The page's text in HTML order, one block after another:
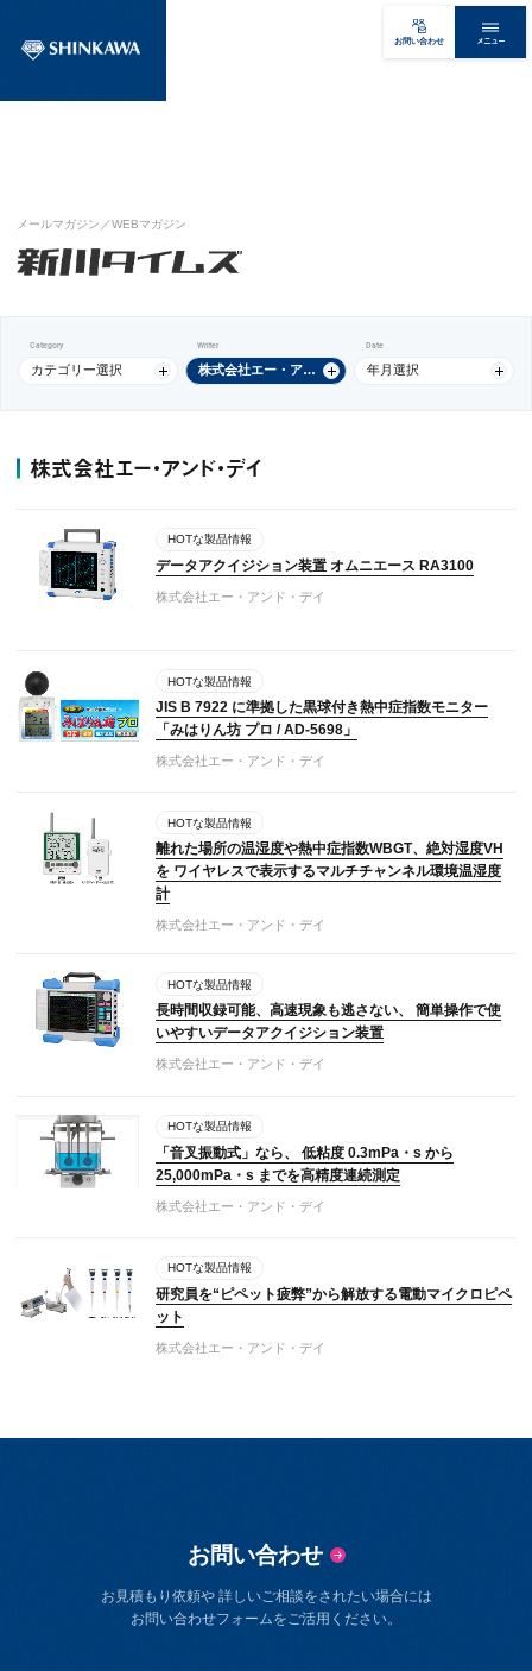
お問い合わせ メニュー
メールマガジン／WEBマガジン
Category
カテゴリー選択
Writer
株式会社エー・アンド・デイ
Date
年月選択
株式会社エー・アンド・デイ
HOTな製品情報
データアクイジション装置 オムニエース RA3100
株式会社エー・アンド・デイ
HOTな製品情報
JIS B 7922 に準拠した黒球付き熱中症指数モニター
「みはりん坊 プロ / AD-5698」
株式会社エー・アンド・デイ
HOTな製品情報
離れた場所の温湿度や熱中症指数WBGT、絶対湿度VH
を ワイヤレスで表示するマルチチャンネル環境温湿度
計
株式会社エー・アンド・デイ
HOTな製品情報
長時間収録可能、高速現象も逃さない、 簡単操作で使
いやすいデータアクイジション装置
株式会社エー・アンド・デイ
HOTな製品情報
「音叉振動式」なら、 低粘度 0.3mPa・s から
25,000mPa・s までを高精度連続測定
株式会社エー・アンド・デイ
HOTな製品情報
研究員を“ピペット疲弊”から解放する電動マイクロピペ
ット
株式会社エー・アンド・デイ
お問い合わせ
お見積もり依頼や 詳しいご相談をされたい場合には
お問い合わせフォームをご活用ください。